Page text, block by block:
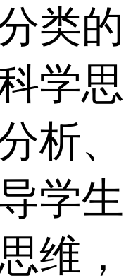
类的
学思
析、
学生
维，